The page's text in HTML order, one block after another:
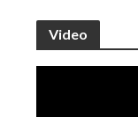
Video